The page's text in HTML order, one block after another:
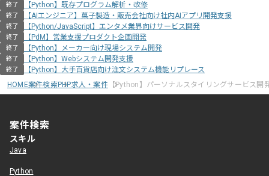
終了 【Python】既存プログラム解析・改修
終了 【AIエンジニア】菓子製造・販売会社向け社内AIアプリ開発支援
終了 【Python/JavaScript】エンタメ業界向けサービス開発
終了 【PdM】営業支援プロダクト企画開発
終了 【Python】メーカー向け現場システム開発
終了 【Python】Webシステム開発支援
終了
【Python】大手百貨店向け注文システム機能リプレース
HOME案件検索PHP求人・案件【Python】パーソナルスタイリングサービス開
案件検索
スキル
Java
Python